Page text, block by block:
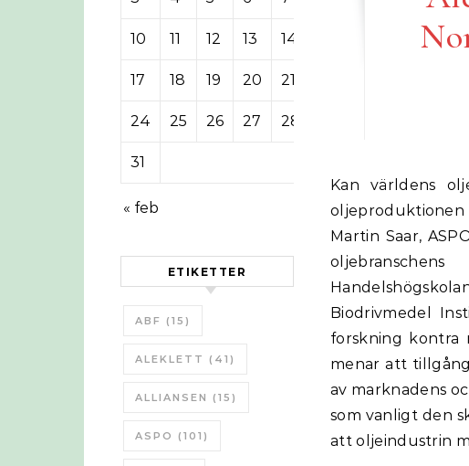
10 11 12 13 14
17 18 19 20 21
24 25 26 27 28
31
« feb
ETIKETTER
ABF (15)
ALEKLETT (41)
ALLIANSEN (15)
ASPO (101)
Kan världens oljekranar vridas upp ytterligare ett snäpp? Eller har
oljeproduktionen
Martin Saar,
Biodrivmedel
forskning kontra
menar att
av marknadens
som vanligt den
att oljeindustrin